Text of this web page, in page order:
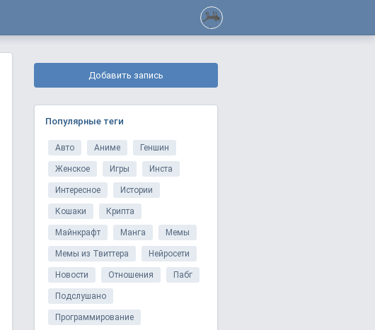
Добавить запись
Популярные теги
Авто Аниме Геншин
Женское Игры Инста
Интересное Истории
Кошаки Крипта
Майнкрафт Манга Мемы
Мемы из Твиттера Нейросети
Новости Отношения Пабг
Подслушано
Программирование